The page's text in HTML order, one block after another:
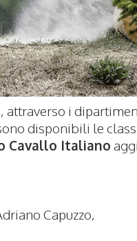
attraverso i
disponibili le
Cavallo Italiano
Capuzzo,